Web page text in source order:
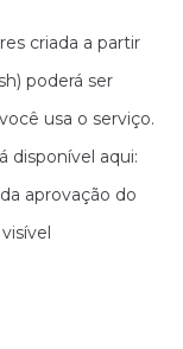
criada a partir
poderá ser
usa o serviço.
disponível aqui:
aprovação do